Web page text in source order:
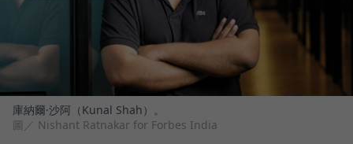
庫納爾·沙阿（Kunal Shah）。
圖／ Nishant Ratnakar for Forbes India